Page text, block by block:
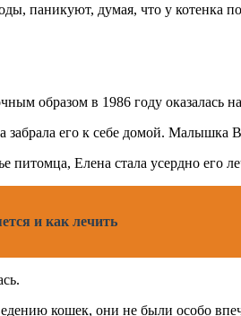
паникуют, думая, что у
образом в 1986 году оказалась
его к себе домой. Малышка
питомца, Елена стала усердно его
и как лечить
кошек, они не были особо